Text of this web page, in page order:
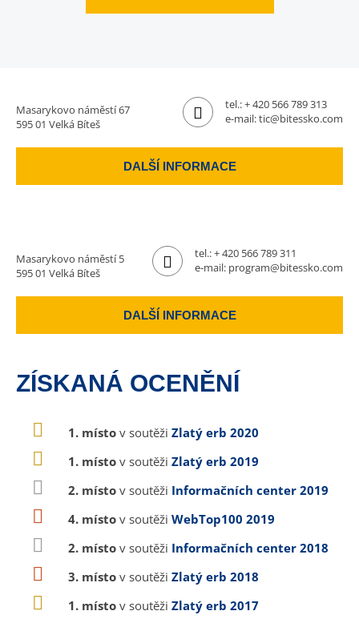
Masarykovo náměstí 67
595 01 Velká Bíteš
tel.:+ 420 566 789 313
e-mail:tic@bitessko.com
DALŠÍ INFORMACE
Masarykovo náměstí 5
595 01 Velká Bíteš
tel.:+ 420 566 789 311
e-mail: program@bitessko.com
DALŠÍ INFORMACE
ZÍSKANÁ OCENĚNÍ
1. místo v soutěži Zlatý erb 2020
1. místo v soutěži Zlatý erb 2019
2. místo v soutěži Informačních center 2019
4. místo v soutěži WebTop100 2019
2. místo v soutěži Informačních center 2018
3. místo v soutěži Zlatý erb 2018
1. místo v soutěži Zlatý erb 2017